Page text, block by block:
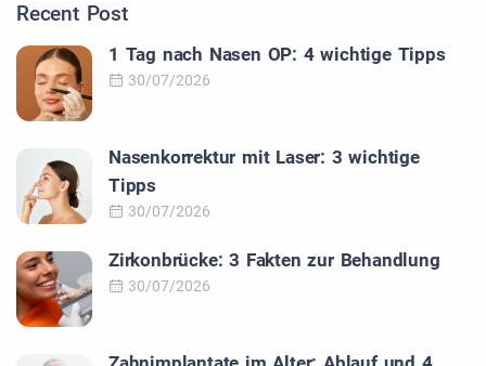
Recent Post
1 Tag nach Nasen OP: 4 wichtige Tipps
30/07/2026
Nasenkorrektur mit Laser: 3 wichtige
Tipps
30/07/2026
Zirkonbrücke: 3 Fakten zur Behandlung
30/07/2026